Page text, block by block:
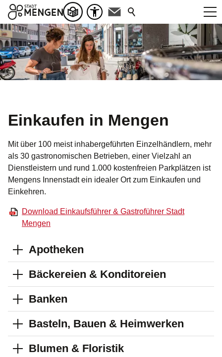
Einkaufen in Mengen
Mit über 100 meist inhabergeführten Einzelhändlern, mehr
als 30 gastronomischen Betrieben, einer Vielzahl an
Dienstleistern und rund 1.000 kostenfreien Parkplätzen ist
Mengens Innenstadt ein idealer Ort zum Einkaufen und
Einkehren.
Download Einkaufsführer & Gastroführer Stadt
Mengen
Apotheken
Bäckereien & Konditoreien
Banken
Basteln, Bauen & Heimwerken
Blumen & Floristik